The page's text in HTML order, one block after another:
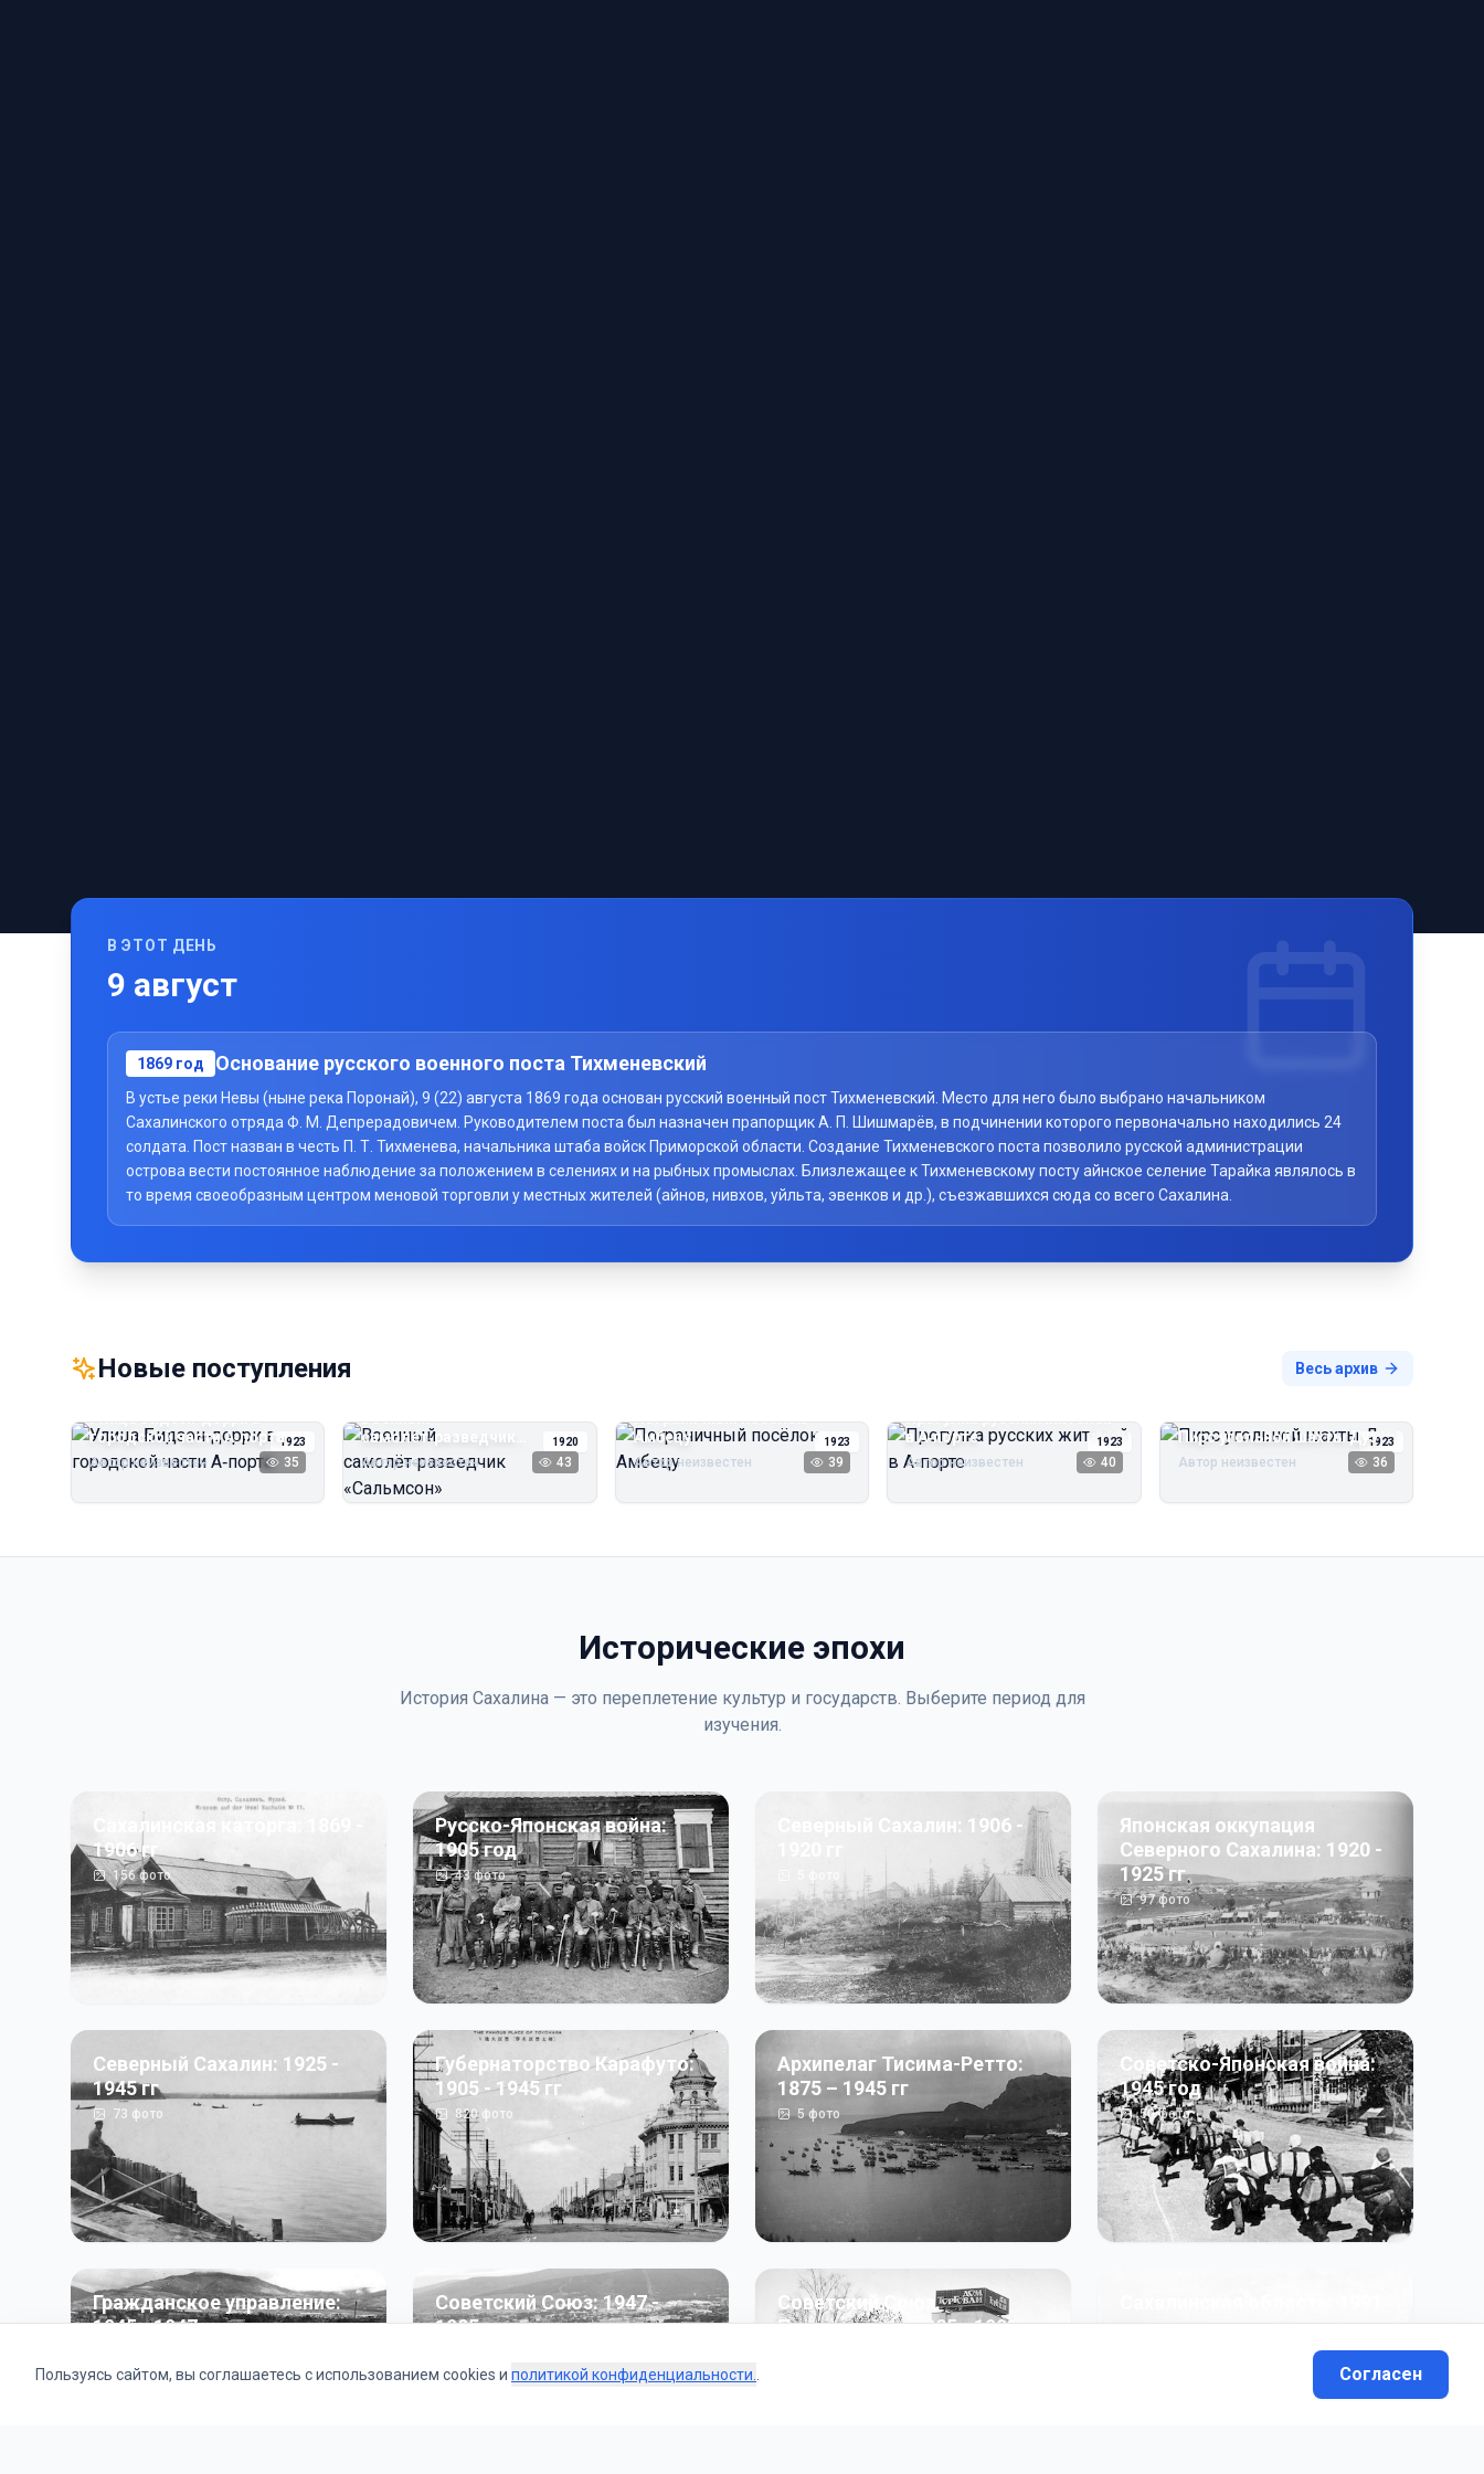
В ЭТОТ ДЕНЬ
9 август
1869 год Основание русского военного поста Тихменевский
В устье реки Невы (ныне река Поронай), 9 (22) августа 1869 года основан русский военный пост Тихменевский. Место для него было выбрано начальником
Сахалинского отряда Ф. М. Депрерадовичем. Руководителем поста был назначен прапорщик А. П. Шишмарёв, в подчинении которого первоначально находились 24
солдата. Пост назван в честь П. Т. Тихменева, начальника штаба войск Приморской области. Создание Тихменевского поста позволило русской администрации
острова вести постоянное наблюдение за положением в селениях и на рыбных промыслах. Близлежащее к Тихменевскому посту айнское селение Тарайка являлось в
то время своеобразным центром меновой торговли у местных жителей (айнов, нивхов, уйльта, эвенков и др.), съезжавшихся сюда со всего Сахалина.
Новые поступления Весь архив
1923
Улица Бидзэн‑дорри в
городской части А‑порта
Автор неизвестен 35
1920
Военный
самолёт‑разведчик
«Сальмсон»
Автор неизвестен 43
1923
Пограничный посёлок
Амбецу
Автор неизвестен 39
1923
Прогулка русских жителей
в А‑порте
Автор неизвестен 40
1923
Пирс угольной шахты Дуэ
Автор неизвестен 36
Исторические эпохи
История Сахалина — это переплетение культур и государств. Выберите период для
изучения.
Сахалинская каторга: 1869 -
1906 гг
156фото
Русско-Японская война:
1905 год
43фото
Северный Сахалин: 1906 -
Японская оккупация
Северного Сахалина: 1920 -
1925 гг
97фото
Северный Сахалин: 1925 -
1945 гг
73 фото
Губернаторство Карафуто:
1905 - 1945 гг
820фото
Архипелаг Тисима-Ретто:
1875 – 1945 гг
5фото
Советско-Японская война:
1945 год
50фото
Гражданское управление:
1945 - 1947 гг
Советский Союз: 1947 -
1985 гг
Советский Союз.
Перестройка: 1985 - 1991 гг
- н.в.
Пользуясь сайтом, вы соглашаетесь с использованием cookies и политикой конфиденциальности. Согласен